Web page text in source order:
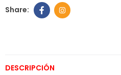
DESCRIPCIÓN